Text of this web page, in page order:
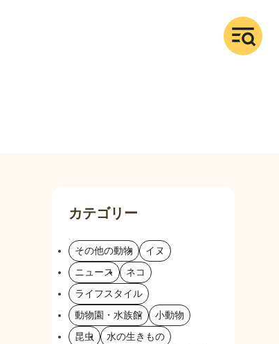
カテゴリー
その他の動物
イヌ
ニュース
ネコ
ライフスタイル
動物園・水族館
小動物
昆虫
水の生きもの